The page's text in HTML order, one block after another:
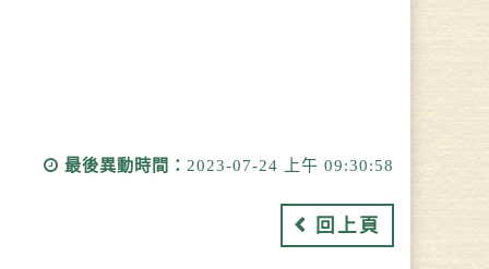
最後異動時間： 2023-07-24 上午 09:30:58
回上頁